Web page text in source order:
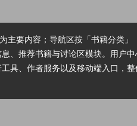
要内容；导航区按「书籍分类」
、推荐书籍与讨论区模块。用户
具、作者服务以及移动端入口，